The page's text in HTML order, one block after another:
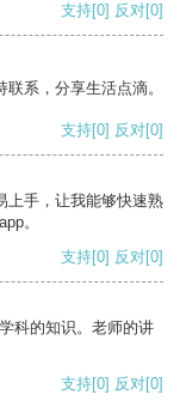
支持[0] 反对[0]
系，分享生活点滴。
支持[0] 反对[0]
上手，让我能够快速熟
。
支持[0] 反对[0]
科的知识。老师的讲
支持[0] 反对[0]